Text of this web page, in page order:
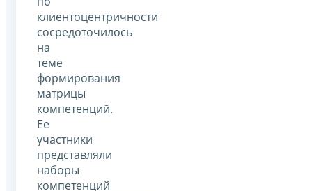
клиентоцентричности
сосредоточилось
на
теме
формирования
матрицы
компетенций.
Ее
участники
представляли
наборы
компетенций